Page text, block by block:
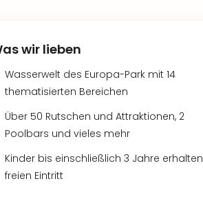
wir lieben
Wasserwelt des Europa-Park mit 14
thematisierten Bereichen
Über 50 Rutschen und Attraktionen, 2
Poolbars und vieles mehr
Kinder bis einschließlich 3 Jahre erhalten
freien Eintritt